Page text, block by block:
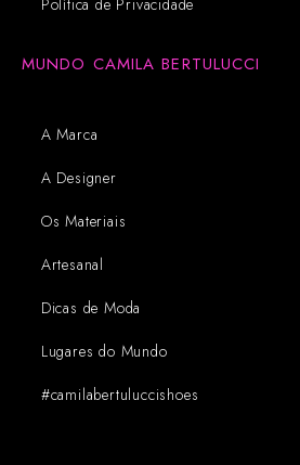
Política de Privacidade
MUNDO CAMILA BERTULUCCI
A Marca
A Designer
Os Materiais
Artesanal
Dicas de Moda
Lugares do Mundo
#camilabertuluccishoes